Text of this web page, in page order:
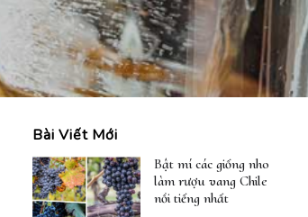
Bài Viết Mới
Bật mí các giống nho
làm rượu vang Chile
nổi tiếng nhất